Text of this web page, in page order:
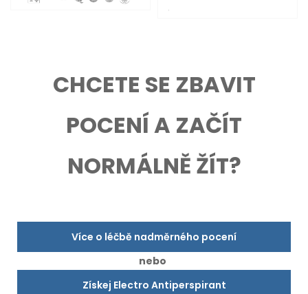
CHCETE SE ZBAVIT
POCENÍ A ZAČÍT
NORMÁLNĚ ŽÍT?
Více o léčbě nadměrného pocení
nebo
Získej Electro Antiperspirant